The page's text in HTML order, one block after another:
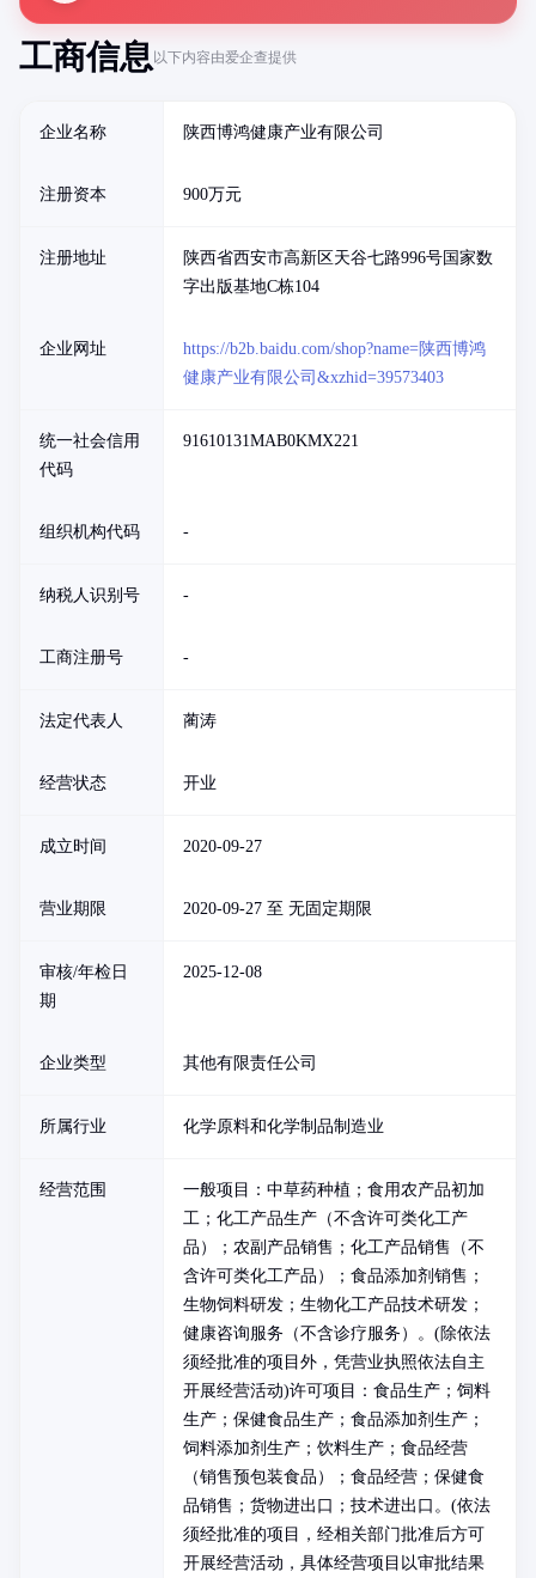
工商信息以下内容由爱企查提供
企业名称 陕西博鸿健康产业有限公司
注册资本 900万元
注册地址
陕西省西安市高新区天谷七路996号国家数
字出版基地C栋104
企业网址
https://b2b.baidu.com/shop?name=陕西博鸿
健康产业有限公司&xzhid=39573403
统一社会信用
代码
91610131MAB0KMX221
组织机构代码 -
纳税人识别号 -
工商注册号 -
法定代表人 蔺涛
经营状态 开业
成立时间 2020-09-27
营业期限 2020-09-27 至 无固定期限
审核/年检日
期
2025-12-08
企业类型 其他有限责任公司
所属行业 化学原料和化学制品制造业
经营范围
一般项目：中草药种植；食用农产品初加
工；化工产品生产（不含许可类化工产
品）；农副产品销售；化工产品销售（不
含许可类化工产品）；食品添加剂销售；
生物饲料研发；生物化工产品技术研发；
健康咨询服务（不含诊疗服务）。(除依法
须经批准的项目外，凭营业执照依法自主
开展经营活动)许可项目：食品生产；饲料
生产；保健食品生产；食品添加剂生产；
饲料添加剂生产；饮料生产；食品经营
（销售预包装食品）；食品经营；保健食
品销售；货物进出口；技术进出口。(依法
须经批准的项目，经相关部门批准后方可
开展经营活动，具体经营项目以审批结果